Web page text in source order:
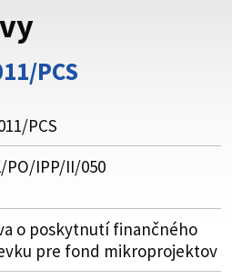
že zdieľate informácie iba
stránku. Zabezpečená stránka
domény webového sídla.
PCS
PCS
PO/IPP/II/050
o poskytnutí finančného
pre fond mikroprojektov